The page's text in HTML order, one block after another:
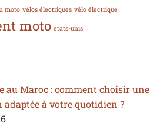
moto vélos électriques vélo électrique
moto états-unis
au Maroc : comment choisir une
adaptée à votre quotidien ?